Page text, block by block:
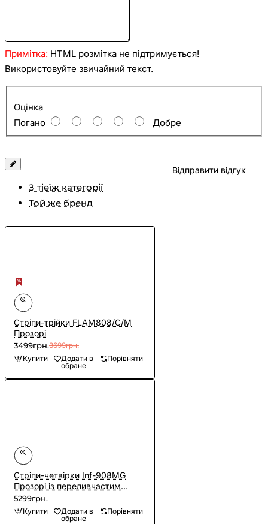
Примітка: HTML розмітка не підтримується!
Використовуйте звичайний текст.
Оцінка
Погано
Добре
Відправити відгук
З тіеїж категорії
Той же бренд
Cтріпи-трійки FLAM808/C/M
Прозорі
3499грн.3699грн.
Купити
Додати в
обране
Порівняти
Cтріпи-четвірки Inf-908MG
Прозорі із переливчастим
глітером
5299грн.
Купити
Додати в
обране
Порівняти